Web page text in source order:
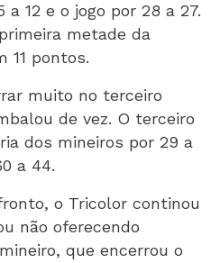
12 e o jogo por 28 a 27.
metade da
11 pontos.
muito no terceiro
de vez. O terceiro
dos mineiros por 29 a
a 44.
o Tricolor continou
não oferecendo
que encerrou o